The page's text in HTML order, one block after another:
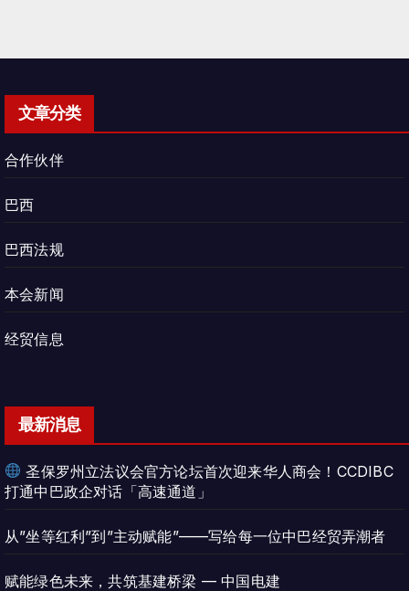
文章分类
合作伙伴
巴西
巴西法规
本会新闻
经贸信息
最新消息
圣保罗州立法议会官方论坛首次迎来华人商会！CCDIBC
打通中巴政企对话「高速通道」
从”坐等红利”到”主动赋能”——写给每一位中巴经贸弄潮者
赋能绿色未来，共筑基建桥梁 — 中国电建